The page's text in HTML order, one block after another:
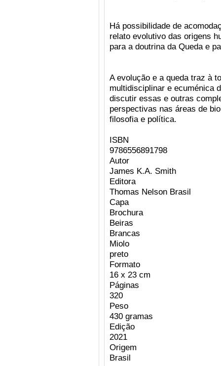
Há possibilidade de
relato evolutivo das origens
para a doutrina da Queda e
A evolução e a queda traz à
multidisciplinar e ecuménica
discutir essas e outras
perspectivas nas áreas de
filosofia e política.
ISBN
9786556891798
Autor
James K.A. Smith
Editora
Thomas Nelson Brasil
Capa
Brochura
Beiras
Brancas
Miolo
preto
Formato
16 x 23 cm
Páginas
320
Peso
430 gramas
Edição
2021
Origem
Brasil